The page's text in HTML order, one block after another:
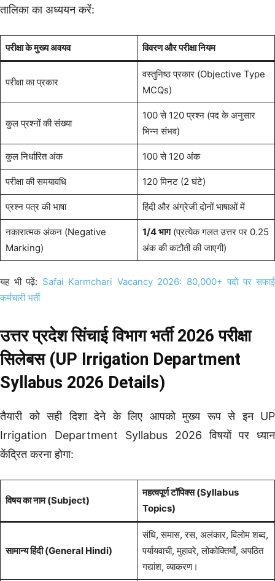
तालिका का अध्ययन करें:
परीक्षा के मुख्य अवयव विवरण और परीक्षा नियम
परीक्षा का प्रकार
वस्तुनिष्ठ प्रकार (Objective Type
MCQs)
कुल प्रश्नों की संख्या
100 से 120 प्रश्न (पद के अनुसार
भिन्न संभव)
कुल निर्धारित अंक 100 से 120 अंक
परीक्षा की समयावधि 120 मिनट (2 घंटे)
प्रश्न पत्र की भाषा हिंदी और अंग्रेजी दोनों भाषाओं में
नकारात्मक अंकन (Negative
Marking)
1/4 भाग(प्रत्येक गलत उत्तर पर 0.25
अंक की कटौती की जाएगी)
यह भी पढ़ें: Safai Karmchari Vacancy 2026: 80,000+ पदों पर सफाई
कर्मचारी भर्ती
उत्तर प्रदेश सिंचाई विभाग भर्ती 2026 परीक्षा
सिलेबस (UP Irrigation Department
Syllabus 2026 Details)
तैयारी को सही दिशा देने के लिए आपको मुख्य रूप से इन UP
Irrigation Department Syllabus 2026 विषयों पर ध्यान
केंद्रित करना होगा:
विषय का नाम (Subject)
महत्वपूर्ण टॉपिक्स (Syllabus
Topics)
सामान्य हिंदी (General Hindi)
संधि, समास, रस, अलंकार, विलोम शब्द,
पर्यायवाची, मुहावरे, लोकोक्तियाँ, अपठित
गद्यांश, व्याकरण।